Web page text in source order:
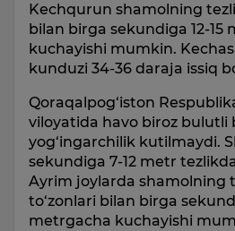
Kechqurun shamolning
bilan birga sekundiga 12-15
kuchayishi mumkin.
kunduzi 34-36 daraja issiq
Qoraqalpog‘iston
viloyatida havo biroz bulutli
yog‘ingarchilik kutilmaydi.
sekundiga 7-12 metr
Ayrim joylarda shamolning
to‘zonlari bilan birga
metrgacha kuchayishi